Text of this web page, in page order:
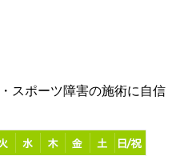
スポーツ障害の施術に自信